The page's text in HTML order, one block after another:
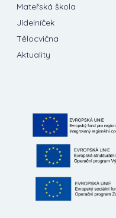
Mateřská škola
Jídelníček
Tělocvična
Aktuality